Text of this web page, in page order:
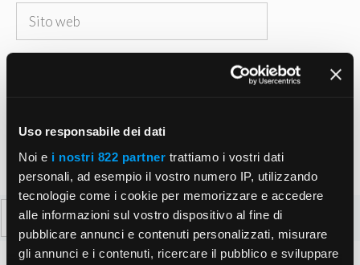
Uso responsabile dei dati
Noi e i nostri 822 partner trattiamo i vostri dati
personali, ad esempio il vostro numero IP, utilizzando
tecnologie come i cookie per memorizzare e accedere
alle informazioni sul vostro dispositivo al fine di
pubblicare annunci e contenuti personalizzati, misurare
gli annunci e i contenuti, ricercare il pubblico e sviluppare
Sito
browser per la prossima volta che commento.
Ricerca
per: